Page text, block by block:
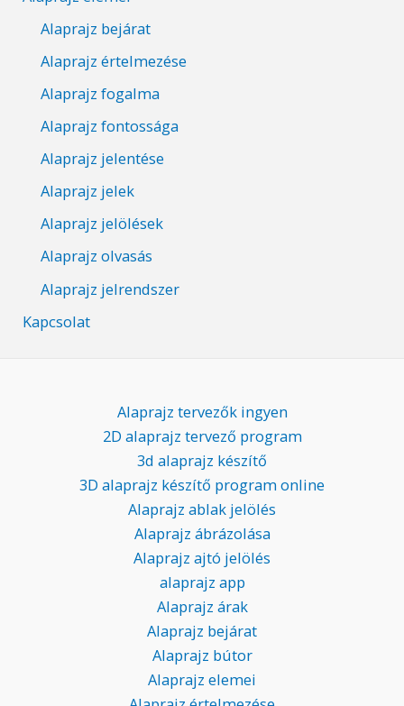
Alaprajz bejárat
Alaprajz értelmezése
Alaprajz fogalma
Alaprajz fontossága
Alaprajz jelentése
Alaprajz jelek
Alaprajz jelölések
Alaprajz olvasás
Alaprajz jelrendszer
Kapcsolat
Alaprajz tervezők ingyen
2D alaprajz tervező program
3d alaprajz készítő
3D alaprajz készítő program online
Alaprajz ablak jelölés
Alaprajz ábrázolása
Alaprajz ajtó jelölés
alaprajz app
Alaprajz árak
Alaprajz bejárat
Alaprajz bútor
Alaprajz elemei